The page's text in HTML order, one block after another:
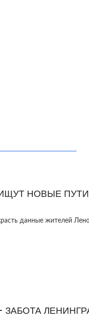
НОВЫЕ
данные жителей